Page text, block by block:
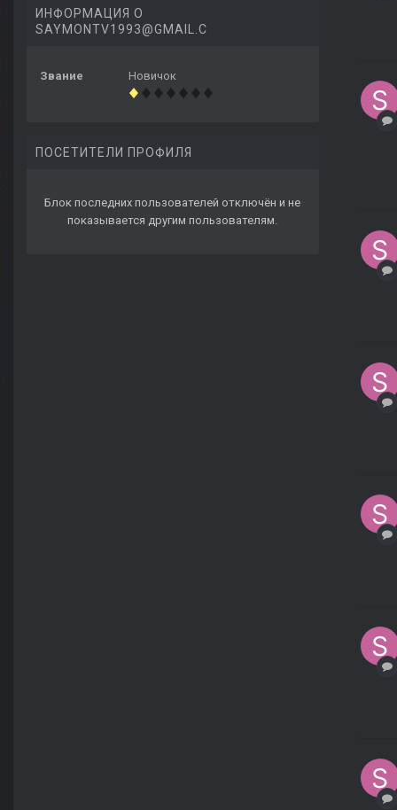
ИНФОРМАЦИЯ О
SAYMONTV1993@GMAIL.C
Звание Новичок
ПОСЕТИТЕЛИ ПРОФИЛЯ
Блок последних пользователей отключён и не
показывается другим пользователям.